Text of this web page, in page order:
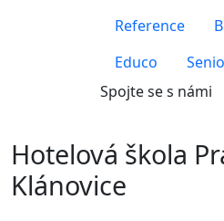
Reference
Educo
Senio
Spojte se s námi
Hotelová škola
Klánovice